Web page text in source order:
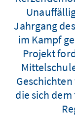
Jahrgang
im Kampf
Projekt
die sich